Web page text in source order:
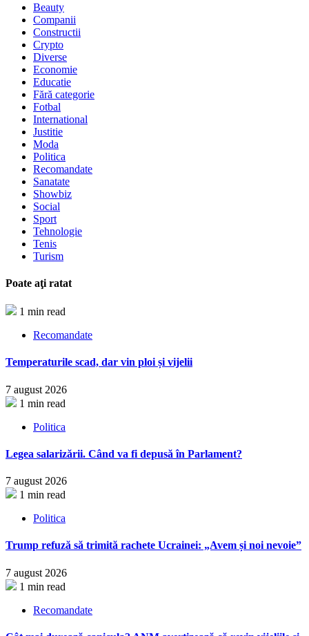
Beauty
Companii
Constructii
Crypto
Diverse
Economie
Educatie
Fără categorie
Fotbal
International
Justitie
Moda
Politica
Recomandate
Sanatate
Showbiz
Social
Sport
Tehnologie
Tenis
Turism
Poate aţi ratat
1 min read
Recomandate
Temperaturile scad, dar vin ploi și vijelii
7 august 2026
1 min read
Politica
Legea salarizării. Când va fi depusă în Parlament?
7 august 2026
1 min read
Politica
Trump refuză să trimită rachete Ucrainei: „Avem și noi nevoie”
7 august 2026
1 min read
Recomandate